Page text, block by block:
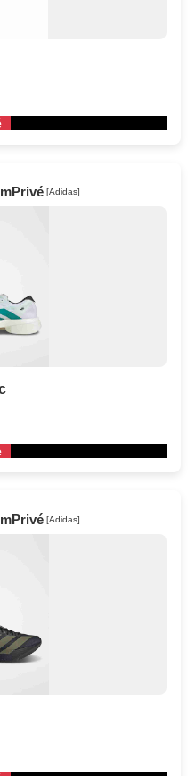
[Adidas]
[Adidas]